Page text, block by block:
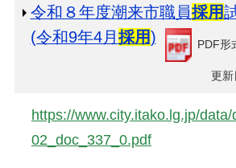
令和８年度潮来市職員採用
(令和9年4月 採用) PDF形
更新
https://www.city.itako.lg.jp/
02_doc_337_0.pdf